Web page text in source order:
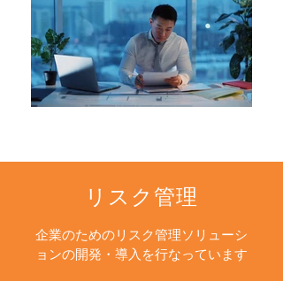
リスク管理
企業のためのリスク管理ソリューシ
ョンの開発・導入を行なっています